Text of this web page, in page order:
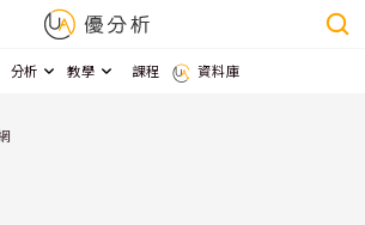
分析 教學 課程 資料庫